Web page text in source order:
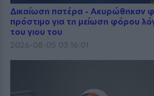
Δικαίωση πατέρα - Ακυρώθηκαν
πρόστιμο για τη μείωση φόρου
του γιου του
2026-08-05 03:16:01